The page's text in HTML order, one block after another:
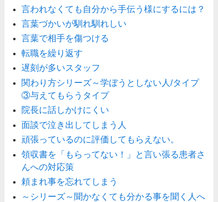
言われなくても自分から手伝う様にするには？
言葉づかいが馴れ馴れしい
言葉で相手を傷つける
転職を繰り返す
遅刻が多いスタッフ
関わり方シリーズ～学ぼうとしない人/タイプ
③与えてもらうタイプ
院長に話しかけにくい
面談で泣き出してしまう人
頑張っているのに評価してもらえない。
領収書を「もらってない！」と言い張る患者さ
んへの対応策
頼まれ事を忘れてしまう
～シリーズ～聞かなくても分かる事を聞く人へ